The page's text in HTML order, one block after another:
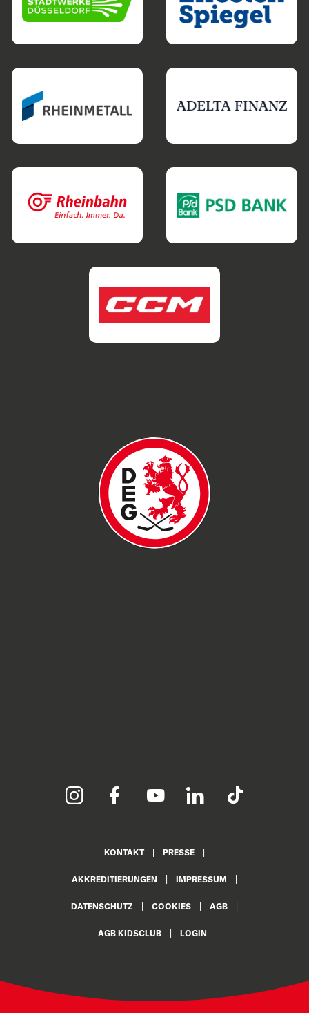
KONTAKT PRESSE
AKKREDITIERUNGEN IMPRESSUM
DATENSCHUTZ COOKIES AGB
AGB KIDSCLUB LOGIN